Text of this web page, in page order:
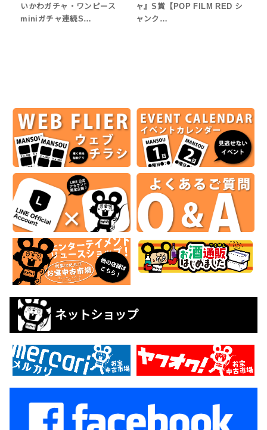
いかわガチャ・ワンピース
miniガチャ連続S…
ャ』S賞【POP FILM RED シ
ャンク…
ネットショップ